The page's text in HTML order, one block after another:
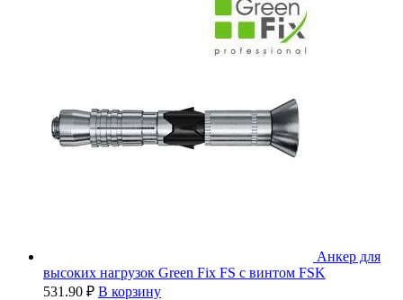
Анкер для
высоких нагрузок Green Fix FS с винтом FSK
531.90 ₽ В корзину